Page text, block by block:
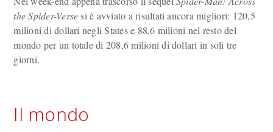
the Spider-Versesi è avviato a risultati ancora migliori: 120,5
milioni di dollari negli States e 88,6 milioni nel resto del
mondo per un totale di 208,6 milioni di dollari in soli tre
giorni.
Il mondo